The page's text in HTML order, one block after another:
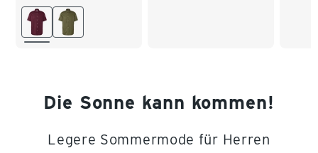
XL 56/58
Die Sonne kann kommen!
Legere Sommermode für Herren